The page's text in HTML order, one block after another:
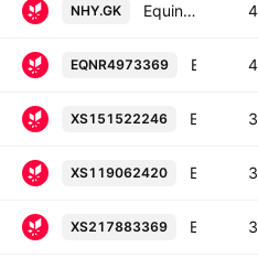
NHY.GK Equinor ASA 7.25% 23-SEP-2027
EQNR4973369
XS151522246
XS119062420
XS217883369